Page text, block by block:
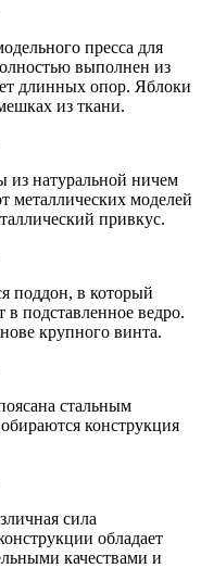
пресса для
выполнен из
длинных опор. Яблоки
из ткани.
из натуральной ничем
металлических моделей
привкус.
поддон, в который
в подставленное ведро.
крупного винта.
стальным
конструкция
сила
обладает
качествами и